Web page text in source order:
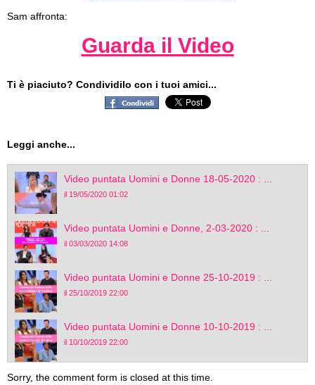
Sam affronta:
Guarda il Video
Ti è piaciuto? Condividilo con i tuoi amici...
Leggi anche...
Video puntata Uomini e Donne 18-05-2020 : ...
il 19/05/2020 01:02
Video puntata Uomini e Donne, 2-03-2020 : ...
il 03/03/2020 14:08
Video puntata Uomini e Donne 25-10-2019 : ...
il 25/10/2019 22:00
Video puntata Uomini e Donne 10-10-2019 : ...
il 10/10/2019 22:00
Sorry, the comment form is closed at this time.